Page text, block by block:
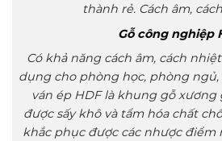
thành rẻ. Cách âm,
Gỗ công nghiệp
Có khả năng cách âm, cách
dụng cho phòng học, phòng
ván ép HDF là khung gỗ
được sấy khô và tẩm hóa chất
khắc phục được các nhược điểm